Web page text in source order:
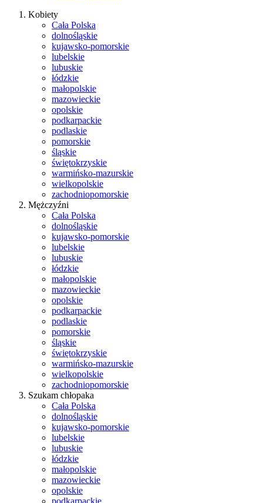
Kobiety
Cała Polska
dolnośląskie
kujawsko-pomorskie
lubelskie
lubuskie
łódzkie
małopolskie
mazowieckie
opolskie
podkarpackie
podlaskie
pomorskie
śląskie
świętokrzyskie
warmińsko-mazurskie
wielkopolskie
zachodniopomorskie
Mężczyźni
Cała Polska
dolnośląskie
kujawsko-pomorskie
lubelskie
lubuskie
łódzkie
małopolskie
mazowieckie
opolskie
podkarpackie
podlaskie
pomorskie
śląskie
świętokrzyskie
warmińsko-mazurskie
wielkopolskie
zachodniopomorskie
Szukam chłopaka
Cała Polska
dolnośląskie
kujawsko-pomorskie
lubelskie
lubuskie
łódzkie
małopolskie
mazowieckie
opolskie
podkarpackie